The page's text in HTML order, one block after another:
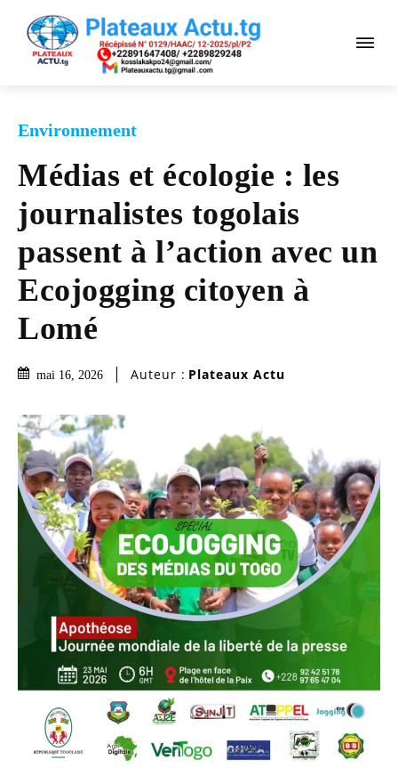
Environnement
Médias et écologie : les
journalistes togolais
passent à l’action avec un
Ecojogging citoyen à
Lomé
mai 16, 2026 Auteur : Plateaux Actu